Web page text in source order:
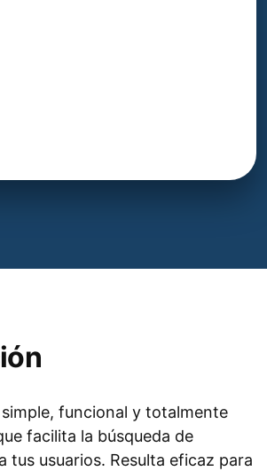
funcional y totalmente
facilita la búsqueda de
tus usuarios. Resulta eficaz para